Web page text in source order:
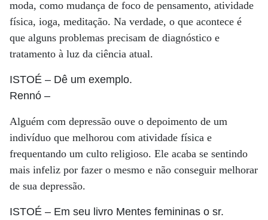
moda, como mudança de foco de pensamento, atividade
física, ioga, meditação. Na verdade, o que acontece é
que alguns problemas precisam de diagnóstico e
tratamento à luz da ciência atual.
ISTOÉ – Dê um exemplo.
Rennó –
Alguém com depressão ouve o depoimento de um
indivíduo que melhorou com atividade física e
frequentando um culto religioso. Ele acaba se sentindo
mais infeliz por fazer o mesmo e não conseguir melhorar
de sua depressão.
ISTOÉ – Em seu livro Mentes femininas o sr.